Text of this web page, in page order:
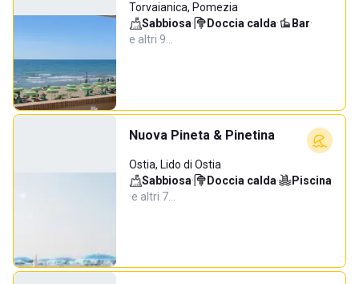
Torvaianica, Pomezia
Sabbiosa· Doccia calda· Bar·
e altri 9…
Nuova Pineta & Pinetina
Ostia, Lido di Ostia
Sabbiosa· Doccia calda·
Piscina
·e altri 7…